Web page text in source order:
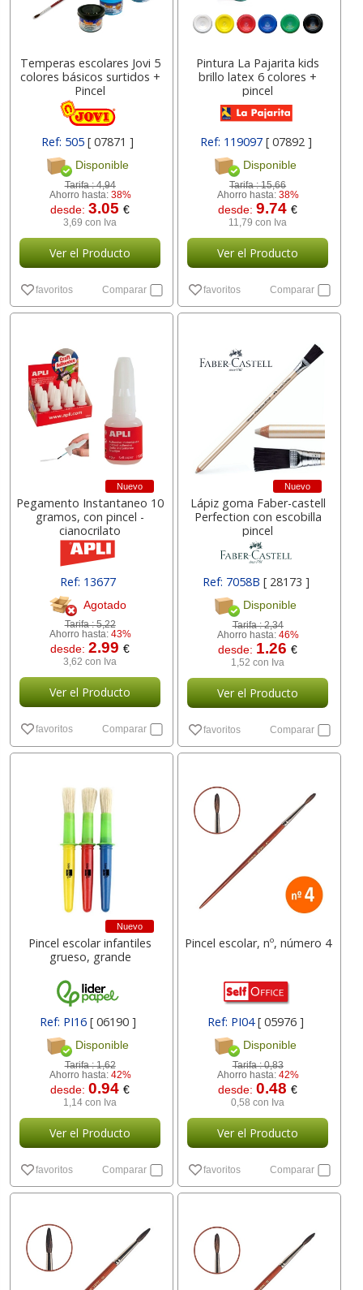
Temperas escolares Jovi 5
colores básicos surtidos +
Pincel
Ref: 505[ 07871 ]
Disponible
Tarifa :4,94
Ahorro hasta: 38%
desde:3.05€
3,69 con Iva
Ver el Producto
favoritos Comparar
Pintura La Pajarita kids
brillo latex 6 colores +
pincel
Ref: 119097 [ 07892 ]
Disponible
Tarifa :15,66
Ahorro hasta: 38%
desde:9.74€
11,79 con Iva
Ver el Producto
favoritos Comparar
Nuevo
Pegamento Instantaneo 10
gramos, con pincel -
cianocrilato
Ref: 13677
Agotado
Tarifa :5,22
Ahorro hasta: 43%
desde:2.99€
3,62 con Iva
Ver el Producto
favoritos Comparar
Nuevo
Lápiz goma Faber-castell
Perfection con escobilla
pincel
Ref: 7058B [ 28173 ]
Disponible
Tarifa :2,34
Ahorro hasta: 46%
desde: 1.26€
1,52 con Iva
Ver el Producto
favoritos Comparar
Nuevo
Pincel escolar infantiles
grueso, grande
Ref: PI16 [ 06190 ]
Disponible
Tarifa :1,62
Ahorro hasta: 42%
desde:0.94€
1,14 con Iva
Ver el Producto
favoritos Comparar
Pincel escolar, nº, número 4
Ref: PI04[ 05976 ]
Disponible
Tarifa :0,83
Ahorro hasta: 42%
desde:0.48€
0,58 con Iva
Ver el Producto
favoritos Comparar